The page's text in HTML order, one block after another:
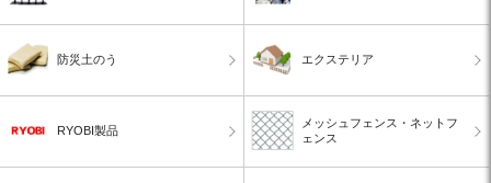
防災土のう エクステリア
RYOBI製品
メッシュフェンス・ネットフ
ェンス